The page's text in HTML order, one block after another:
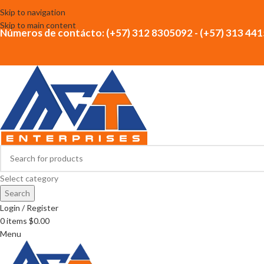
Skip to navigation
Skip to main content
Números de contácto: (+57) 312 8305092 - (+57) 313
Select category
Search
Login / Register
0items $0.00
Menu